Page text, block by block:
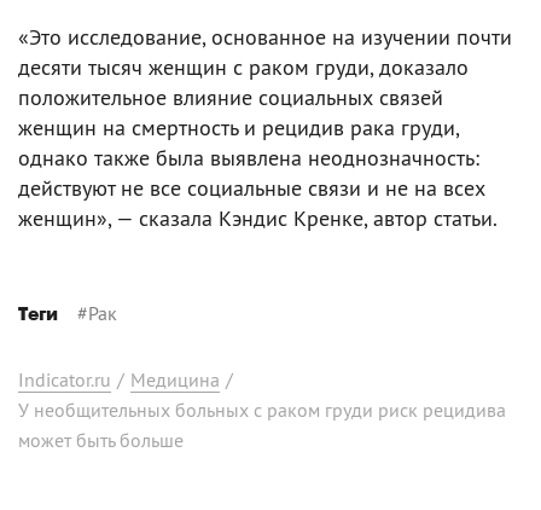
«Это исследование, основанное на изучении почти
десяти тысяч женщин с раком груди, доказало
положительное влияние социальных связей
женщин на смертность и рецидив рака груди,
однако также была выявлена неоднозначность:
действуют не все социальные связи и не на всех
женщин», — сказала Кэндис Кренке, автор статьи.
Теги #Рак
Indicator.ru / Медицина /
У необщительных больных с раком груди риск рецидива
может быть больше